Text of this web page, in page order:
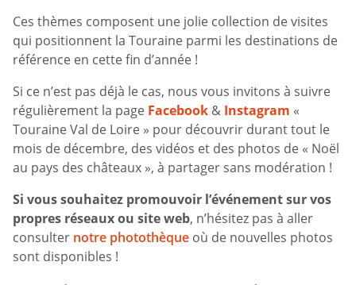
Ces thèmes composent une jolie collection de visites
qui positionnent la Touraine parmi les destinations de
référence en cette fin d’année !
Si ce n’est pas déjà le cas, nous vous invitons à suivre
régulièrement la page Facebook & Instagram «
Touraine Val de Loire » pour découvrir durant tout le
mois de décembre, des vidéos et des photos de « Noël
au pays des châteaux », à partager sans modération !
Si vous souhaitez promouvoir l’événement sur vos
propres réseaux ou site web, n’hésitez pas à aller
consulter notre photothèque où de nouvelles photos
sont disponibles !